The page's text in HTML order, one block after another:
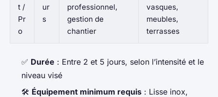
t /
Pr
o
ur
s
professionnel,
gestion de
chantier
vasques,
meubles,
terrasses
✅ Durée : Entre 2 et 5 jours, selon l’intensité et le
niveau visé
🛠️ Équipement minimum requis : Lisse inox,